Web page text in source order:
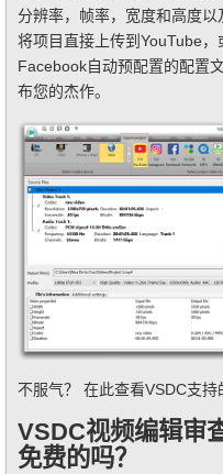
分辨率，帧率，宽度和高度
将项目直接上传到YouTube
Facebook自动预配置的配置
布您的杰作。
不服气？ 在此查看VSDC支
VSDC视频编辑审
免费的吗？